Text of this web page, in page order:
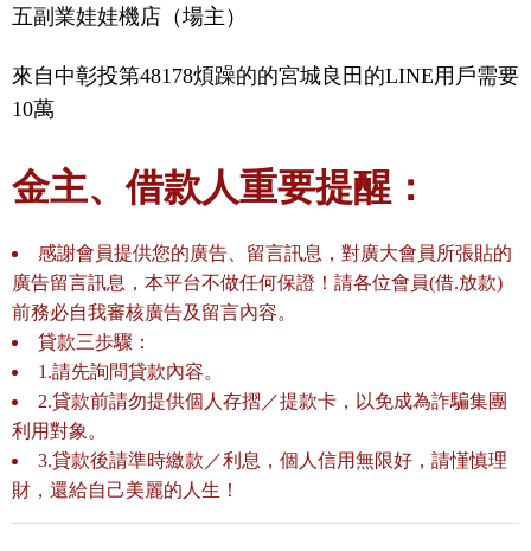
五副業娃娃機店（場主）
來自中彰投第48178煩躁的的宮城良田的LINE用戶需要
10萬
金主、借款人重要提醒：
感謝會員提供您的廣告、留言訊息，對廣大會員所張貼的
廣告留言訊息，本平台不做任何保證！請各位會員(借.放款)
前務必自我審核廣告及留言內容。
貸款三歩驟：
1.請先詢問貸款內容。
2.貸款前請勿提供個人存摺／提款卡，以免成為詐騙集團
利用對象。
3.貸款後請準時繳款／利息，個人信用無限好，請慬慎理
財，還給自己美麗的人生！